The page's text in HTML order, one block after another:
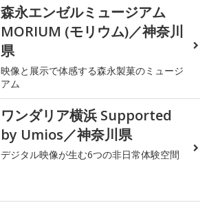
森永エンゼルミュージアム
MORIUM (モリウム)／神奈川
県
映像と展示で体感する森永製菓のミュージ
アム
ワンダリア横浜 Supported
by Umios／神奈川県
デジタル映像が生む6つの非日常体験空間